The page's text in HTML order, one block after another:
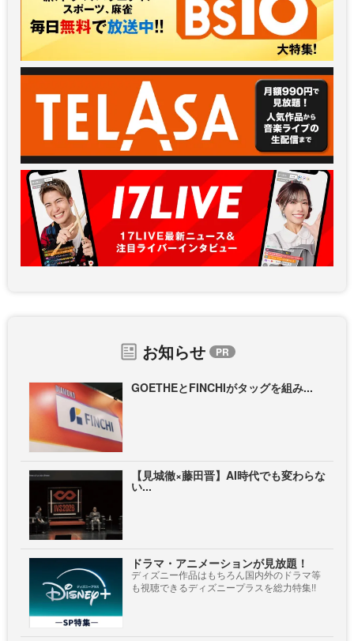
お知らせ
GOETHEとFINCHIがタッグを組み...
【見城徹×藤田晋】AI時代でも変わらな
い...
ドラマ・アニメーションが見放題！
ディズニー作品はもちろん国内外のドラマ等
も視聴できるディズニープラスを総力特集!!